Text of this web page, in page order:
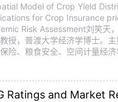
Model of Crop Yield
for Crop Insurance
Risk Assessment刘笑天
授，普渡大学经济学博士。
险、粮食安全、空间计量经
Ratings and Market